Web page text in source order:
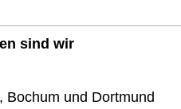
sind wir
Bochum und Dortmund